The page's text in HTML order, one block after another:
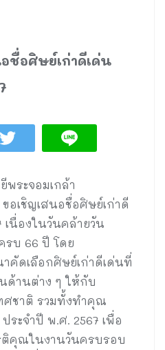
ชื่อศิษย์เก่าดีเด่น
พระจอมเกล้า
อเชิญเสนอชื่อศิษย์เก่าดี
เนื่องในวันคล้ายวัน
รบ 66 ปี โดย
คัดเลือกศิษย์เก่าดีเด่นที่
ด้านต่าง ๆ ให้กับ
ศชาติ รวมทั้งทำคุณ
ระจำปี พ.ศ. 2567 เพื่อ
ติคุณในงานวันครบรอบ